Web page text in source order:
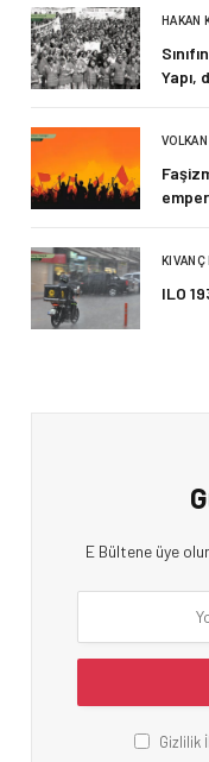
HAKAN
Yapı,
VOLKAN
KIVANÇ
ILO
E Bültene üye
Gizlilik